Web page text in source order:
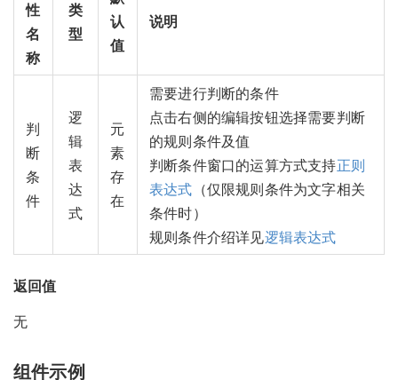
性
名
称
类
型
认
值
说明
判
断
条
件
逻
辑
表
达
式
元
素
存
在
需要进行判断的条件
点击右侧的编辑按钮选择需要判断
的规则条件及值
判断条件窗口的运算方式支持正则
表达式 （仅限规则条件为文字相关
条件时）
规则条件介绍详见逻辑表达式
返回值
无
组件示例